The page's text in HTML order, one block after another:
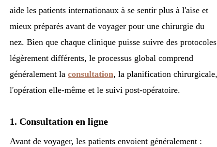
aide les patients internationaux à se sentir plus à l'aise et
mieux préparés avant de voyager pour une chirurgie du
nez. Bien que chaque clinique puisse suivre des protocoles
légèrement différents, le processus global comprend
généralement la consultation, la planification chirurgicale,
l'opération elle-même et le suivi post-opératoire.
1. Consultation en ligne
Avant de voyager, les patients envoient généralement :